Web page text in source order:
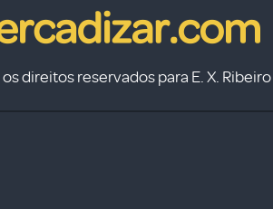
direitos reservados para E. X. Ribeiro